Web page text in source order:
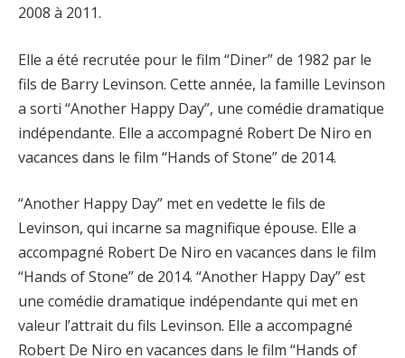
2008 à 2011.
Elle a été recrutée pour le film “Diner” de 1982 par le
fils de Barry Levinson. Cette année, la famille Levinson
a sorti “Another Happy Day”, une comédie dramatique
indépendante. Elle a accompagné Robert De Niro en
vacances dans le film “Hands of Stone” de 2014.
“Another Happy Day” met en vedette le fils de
Levinson, qui incarne sa magnifique épouse. Elle a
accompagné Robert De Niro en vacances dans le film
“Hands of Stone” de 2014. “Another Happy Day” est
une comédie dramatique indépendante qui met en
valeur l’attrait du fils Levinson. Elle a accompagné
Robert De Niro en vacances dans le film “Hands of